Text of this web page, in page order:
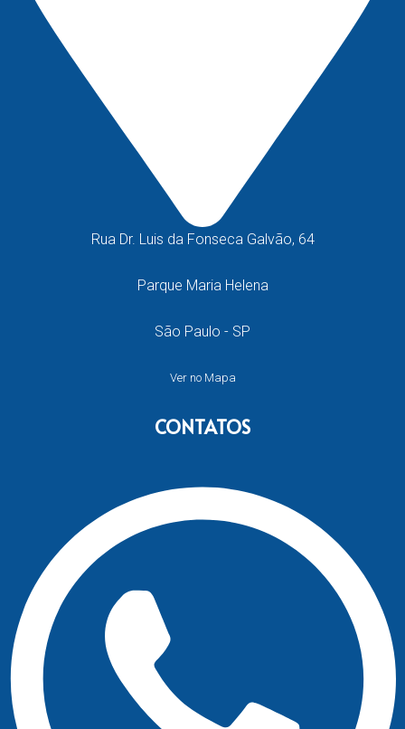
Rua Dr. Luis da Fonseca Galvão, 64
Parque Maria Helena
São Paulo - SP
Ver no Mapa
CONTATOS